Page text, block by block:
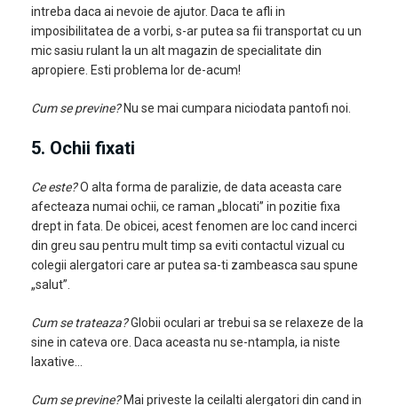
intreba daca ai nevoie de ajutor. Daca te afli in
imposibilitatea de a vorbi, s-ar putea sa fii transportat cu un
mic sasiu rulant la un alt magazin de specialitate din
apropiere. Esti problema lor de-acum!
Cum se previne?Nu se mai cumpara niciodata pantofi noi.
5. Ochii fixati
Ce este?O alta forma de paralizie, de data aceasta care
afecteaza numai ochii, ce raman „blocati” in pozitie fixa
drept in fata. De obicei, acest fenomen are loc cand incerci
din greu sau pentru mult timp sa eviti contactul vizual cu
colegii alergatori care ar putea sa-ti zambeasca sau spune
„salut”.
Cum se trateaza?Globii oculari ar trebui sa se relaxeze de la
sine in cateva ore. Daca aceasta nu se-ntampla, ia niste
laxative…
Cum se previne?Mai priveste la ceilalti alergatori din cand in